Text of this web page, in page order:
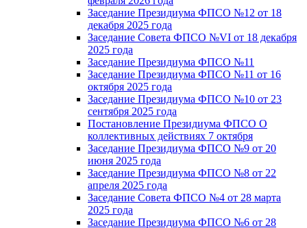
Заседание Президиума ФПСО №12 от 18
декабря 2025 года
Заседание Совета ФПСО №VI от 18 декабря
2025 года
Заседание Президиума ФПСО №11
Заседание Президиума ФПСО №11 от 16
октября 2025 года
Заседание Президиума ФПСО №10 от 23
сентября 2025 года
Постановление Президиума ФПСО О
коллективных действиях 7 октября
Заседание Президиума ФПСО №9 от 20
июня 2025 года
Заседание Президиума ФПСО №8 от 22
апреля 2025 года
Заседание Совета ФПСО №4 от 28 марта
2025 года
Заседание Президиума ФПСО №6 от 28